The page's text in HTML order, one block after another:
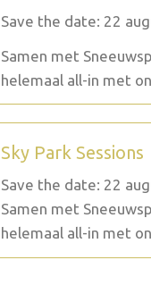
Save the date: 22
Samen met
helemaal all-in met
Sky Park Sessions
Save the date: 22
Samen met
helemaal all-in met